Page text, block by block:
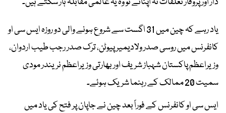
یاد رہے کہ چین میں 31 اگست سے شروع ہونے والی دو روزہ ایس سی او
کانفرنس میں روسی صدر ولادیمیر پیوٹن، ترک صدر رجب طیب اردوان،
وزیراعظم پاکستان شہباز شریف اور بھارتی وزیراعظم نریندر مودی
سمیت 20 ممالک کے رہنما شریک ہوئے۔
ایس سی او کانفرنس کے فوراً بعد چین نے جاپان پر فتح کی یاد میں